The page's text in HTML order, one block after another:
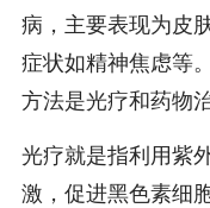
病，主要表现为皮
症状如精神焦虑等
方法是光疗和药物治
光疗就是指利用紫
激，促进黑色素细